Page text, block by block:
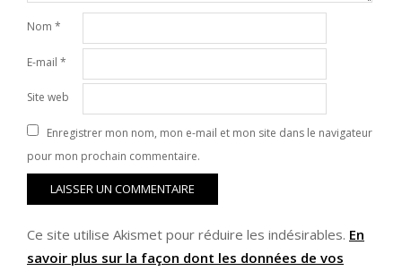
Nom *
E-mail *
Site web
Enregistrer mon nom, mon e-mail et mon site dans le navigateur
pour mon prochain commentaire.
Ce site utilise Akismet pour réduire les indésirables. En
savoir plus sur la façon dont les données de vos